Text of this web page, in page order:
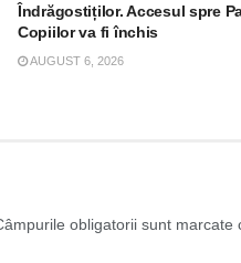
Îndrăgostiților. Accesul spre
Copiilor va fi închis
AUGUST 6, 2026
obligatorii sunt marcate